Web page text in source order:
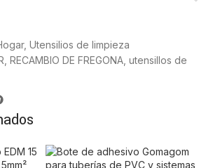
, Utensilios de limpieza
RECAMBIO DE FREGONA utensillos de